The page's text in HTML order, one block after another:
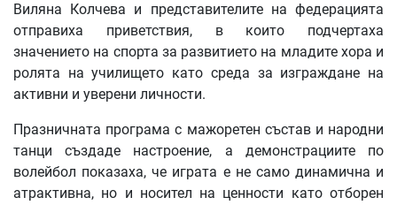
Виляна Колчева и представителите на федерацията
отправиха приветствия, в които подчертаха
значението на спорта за развитието на младите хора и
ролята на училището като среда за изграждане на
активни и уверени личности.
Празничната програма с мажоретен състав и народни
танци създаде настроение, а демонстрациите по
волейбол показаха, че играта е не само динамична и
атрактивна, но и носител на ценности като отборен